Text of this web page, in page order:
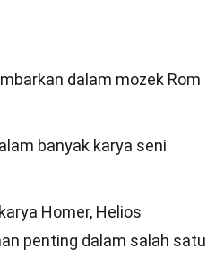
dalam mozek Rom
banyak karya seni
Homer, Helios
penting dalam salah satu